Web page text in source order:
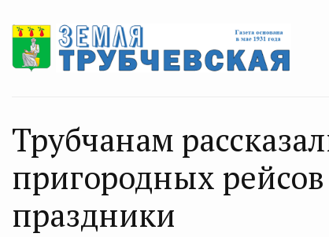
Трубчанам
пригородных
праздники